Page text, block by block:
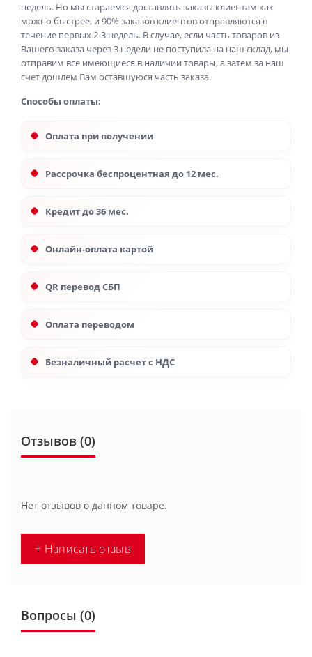
недель. Но мы стараемся доставлять заказы клиентам как
можно быстрее, и 90% заказов клиентов отправляются в
течение первых 2-3 недель. В случае, если часть товаров из
Вашего заказа через 3 недели не поступила на наш склад, мы
отправим все имеющиеся в наличии товары, а затем за наш
счет дошлем Вам оставшуюся часть заказа.
Способы оплаты:
Оплата при получении
Рассрочка беспроцентная до 12 мес.
Кредит до 36 мес.
Онлайн-оплата картой
QR перевод СБП
Оплата переводом
Безналичный расчет с НДС
Отзывов (0)
Нет отзывов о данном товаре.
+ Написать отзыв
Вопросы (0)